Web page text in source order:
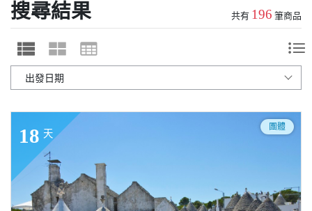
搜尋結果 共有 196 筆商品
18 天
團體